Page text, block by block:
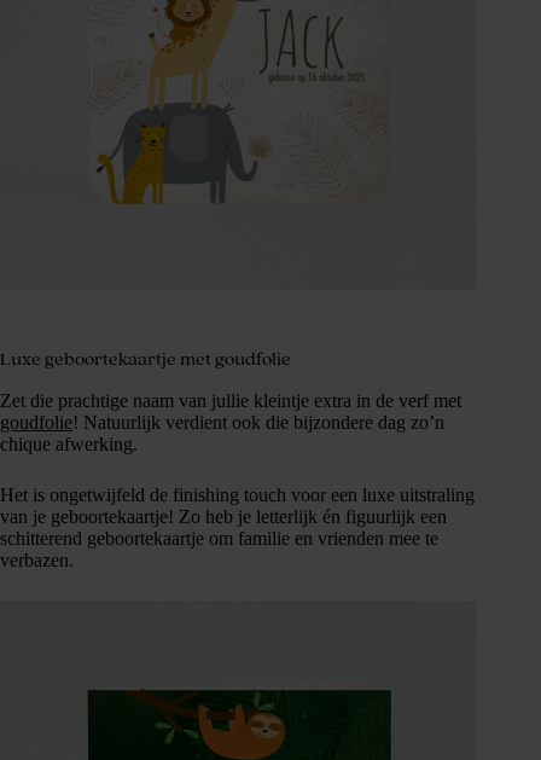
Luxe geboortekaartje met goudfolie
Zet die prachtige naam van jullie kleintje extra in de verf met
goudfolie! Natuurlijk verdient ook die bijzondere dag zo’n
chique afwerking.
Het is ongetwijfeld de finishing touch voor een luxe uitstraling
van je geboortekaartje! Zo heb je letterlijk én figuurlijk een
schitterend geboortekaartje om familie en vrienden mee te
verbazen.